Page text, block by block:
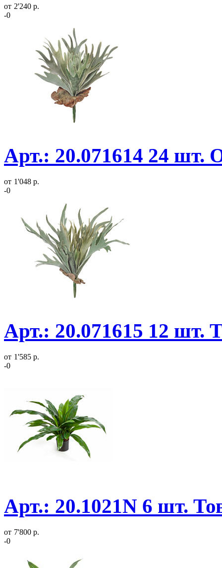
от 2'240 р.
-0
Арт.: 20.071614 24 шт.
от 1'048 р.
-0
Арт.: 20.071615 12 шт.
от 1'585 р.
-0
Арт.: 20.1021N 6 шт.
от 7'800 р.
-0